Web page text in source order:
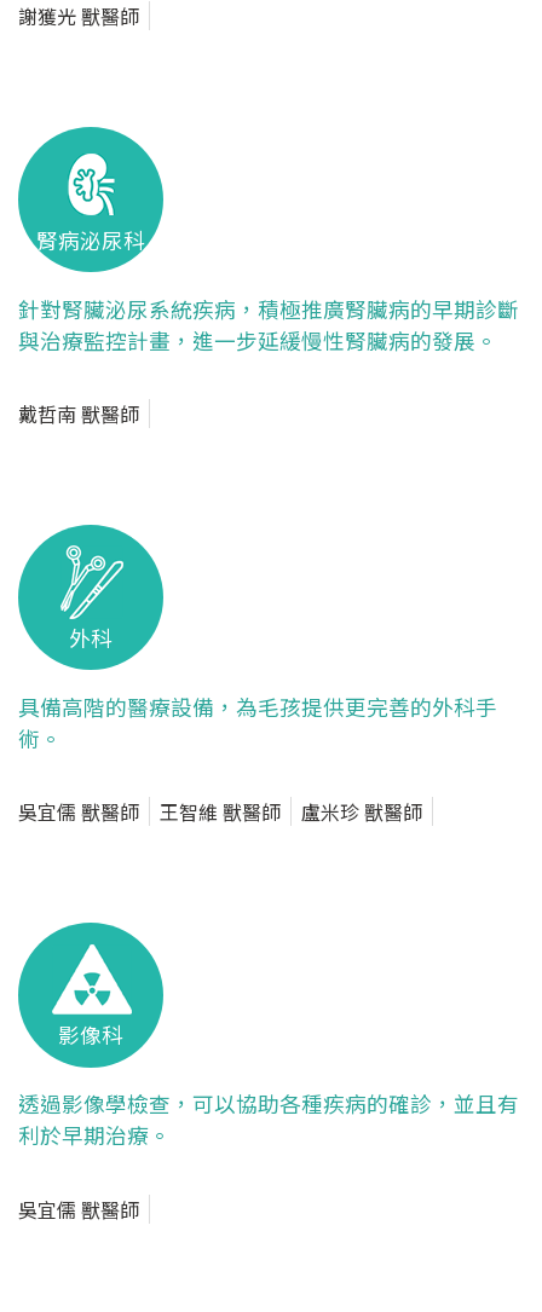
謝獲光 獸醫師
腎病泌尿科
針對腎臟泌尿系統疾病，積極推廣腎臟病的早期診斷
與治療監控計畫，進一步延緩慢性腎臟病的發展。
戴哲南 獸醫師
外科
具備高階的醫療設備，為毛孩提供更完善的外科手
術。
吳宜儒 獸醫師 王智維 獸醫師 盧米珍 獸醫師
影像科
透過影像學檢查，可以協助各種疾病的確診，並且有
利於早期治療。
吳宜儒 獸醫師